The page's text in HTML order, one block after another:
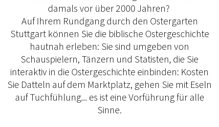
damals vor über 2000 Jahren?
Auf Ihrem Rundgang durch den Ostergarten
Stuttgart können Sie die biblische Ostergeschichte
hautnah erleben: Sie sind umgeben von
Schauspielern, Tänzern und Statisten, die Sie
interaktiv in die Ostergeschichte einbinden: Kosten
Sie Datteln auf dem Marktplatz, gehen Sie mit Eseln
auf Tuchfühlung... es ist eine Vorführung für alle
Sinne.